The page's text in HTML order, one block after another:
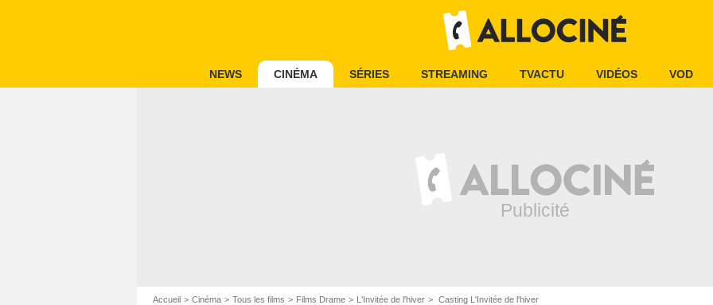
NEWS CINÉMA SÉRIES STREAMING TVACTU VIDÉOS VOD
Accueil Cinéma Tous les films Films Drame L'Invitée de l'hiver Casting L'Invitée de l'hiver